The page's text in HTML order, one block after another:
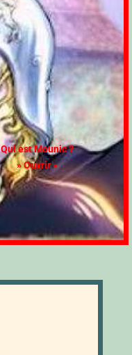
Qui est Mounic ?
» Ouvrir «